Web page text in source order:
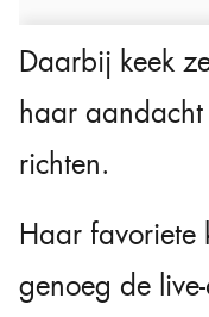
Daarbij keek
haar
richten.
Haar favoriete
genoeg de